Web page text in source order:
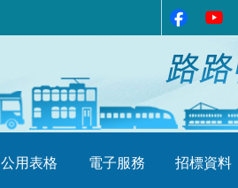
公用表格 電子服務 招標資料